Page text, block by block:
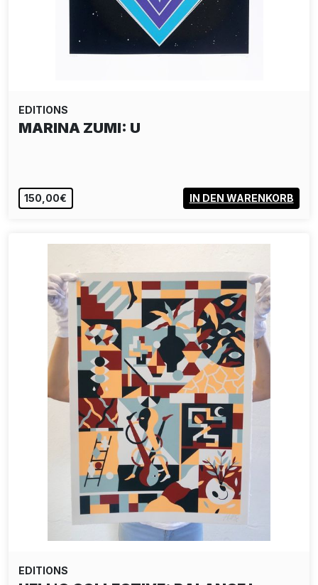
EDITIONS
MARINA ZUMI: U
150,00€ IN DEN WARENKORB
EDITIONS